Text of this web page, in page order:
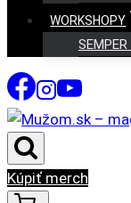
WORKSHOPY
Kúpiť merch